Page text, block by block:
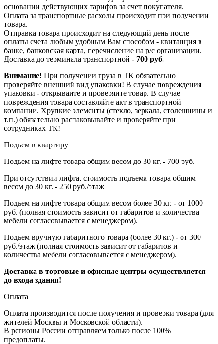
основании действующих тарифов за счет покупателя.
Оплата за транспортные расходы происходит при получении
товара.
Отправка товара происходит на следующий день после
оплаты счета любым удобным Вам способом - квитанция в
банке, банковская карта, перечисление на р/с организации.
Доставка до терминала транспортной - 700 руб.
Внимание! При получении груза в ТК обязательно
проверяйте внешний вид упаковки! В случае повреждения
упаковки - открывайте и проверяйте товар. В случае
повреждения товара составляйте акт в транспортной
компании. Хрупкие элементы (стекло, зеркала, столешницы и
т.п.) обязательно распаковывайте и проверяйте при
сотрудниках ТК!
Подъем в квартиру
Подъем на лифте товара общим весом до 30 кг. - 700 руб.
При отсутствии лифта, стоимость подъема товара общим
весом до 30 кг. - 250 руб./этаж
Подъем на лифте товара общим весом более 30 кг. - от 1000
руб. (полная стоимость зависит от габаритов и количества
мебели согласовывается с менеджером).
Подъем вручную габаритного товара (более 30 кг.) - от 300
руб./этаж (полная стоимость зависит от габаритов и
количества мебели согласовывается с менеджером).
Доставка в торговые и офисные центры осуществляется
до входа здания!
Оплата
Оплата производится после получения и проверки товара (для
жителей Москвы и Московской области).
В регионы России отправляем только после 100%
предоплаты.